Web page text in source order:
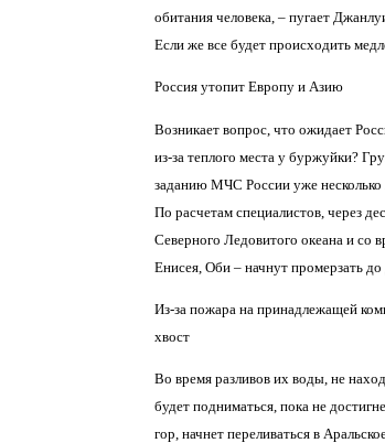
обитания человека, – пугает
Если же все будет происходить
Россия утопит Европу и Азию
Возникает вопрос, что ожидает
из-за теплого места у буржуйки?
заданию МЧС России уже несколько
По расчетам специалистов, через
Северного Ледовитого океана и со
Енисея, Оби – начнут промерзать до
Из-за пожара на принадлежащей
хвост
Во время разливов их воды, не
будет подниматься, пока не
гор, начнет переливаться в